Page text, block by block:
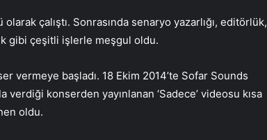
çalıştı. Sonrasında senaryo yazarlığı, editörlük,
gibi çeşitli işlerle meşgul oldu.
vermeye başladı. 18 Ekim 2014’te Sofar Sounds
verdiği konserden yayınlanan ‘Sadece’ videosu kısa
oldu.